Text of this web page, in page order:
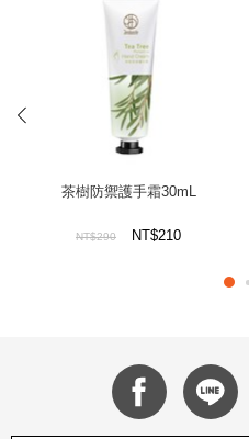
茶樹防禦護手霜30mL
NT$290 NT$210